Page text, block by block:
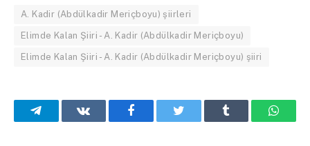
A. Kadir (Abdülkadir Meriçboyu) şiirleri
Elimde Kalan Şiiri - A. Kadir (Abdülkadir Meriçboyu)
Elimde Kalan Şiiri - A. Kadir (Abdülkadir Meriçboyu) şiiri
TelegramVKontakteFacebookTwitter